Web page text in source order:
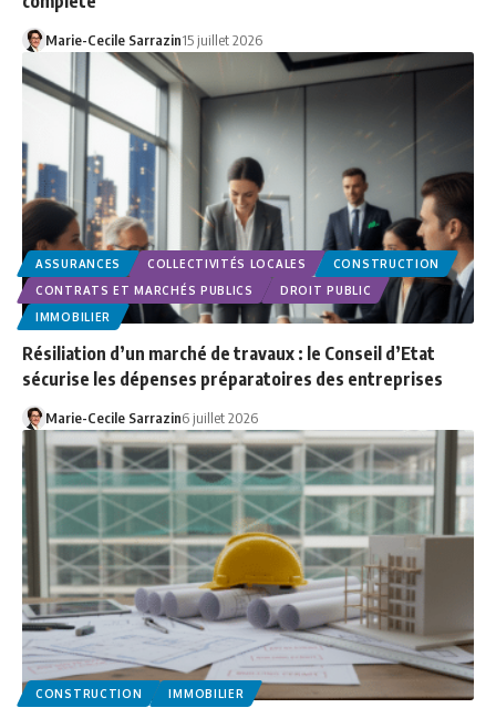
Marie-Cecile Sarrazin15 juillet 2026
ASSURANCES COLLECTIVITÉS LOCALES
CONSTRUCTION
CONTRATS ET MARCHÉS PUBLICS
DROIT PUBLIC
IMMOBILIER
Résiliation d’un marché de travaux : le Conseil d’Etat
sécurise les dépenses préparatoires des entreprises
Marie-Cecile Sarrazin6 juillet 2026
CONSTRUCTION IMMOBILIER